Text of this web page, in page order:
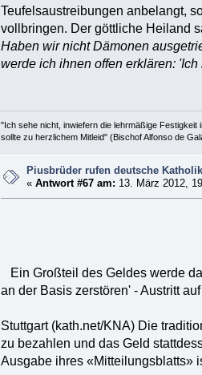
Teufelsaustreibungen anbelangt,
vollbringen. Der göttliche Heiland
Haben wir nicht Dämonen
werde ich ihnen offen erklären:
"Ich sehe nicht, inwiefern die lehrmäßige
sollte zu herzlichem Mitleid" (Bischof Alfonso de
Piusbrüder rufen deutsche
«Antwort #67 am: 13. März 2012,
Ein Großteil des Geldes werde
an der Basis zerstören' - Austritt
Stuttgart (kath.net/KNA) Die
zu bezahlen und das Geld
Ausgabe ihres «Mitteilungsblatts»